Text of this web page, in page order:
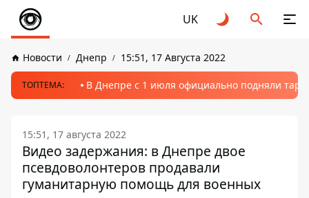
UK
Новости Днепр 15:51, 17 Августа 2022
ТОПТЕМА: В Днепре с 1 июля официально подняли
15:51, 17 августа 2022
Видео задержания: в Днепре двое
псевдоволонтеров продавали
гуманитарную помощь для военных